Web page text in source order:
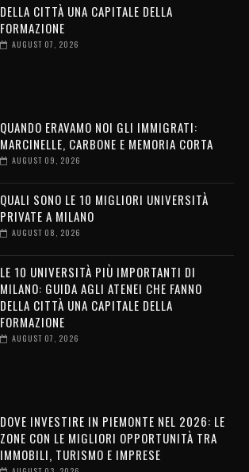
DELLA CITTÀ UNA CAPITALE DELLA
FORMAZIONE
AUGUST 07, 2026
QUANDO ERAVAMO NOI GLI IMMIGRATI:
MARCINELLE, CARBONE E MEMORIA CORTA
AUGUST 09, 2026
QUALI SONO LE 10 MIGLIORI UNIVERSITÀ
PRIVATE A MILANO
AUGUST 08, 2026
LE 10 UNIVERSITÀ PIÙ IMPORTANTI DI
MILANO: GUIDA AGLI ATENEI CHE FANNO
DELLA CITTÀ UNA CAPITALE DELLA
FORMAZIONE
AUGUST 07, 2026
DOVE INVESTIRE IN PIEMONTE NEL 2026: LE
ZONE CON LE MIGLIORI OPPORTUNITÀ TRA
IMMOBILI, TURISMO E IMPRESE